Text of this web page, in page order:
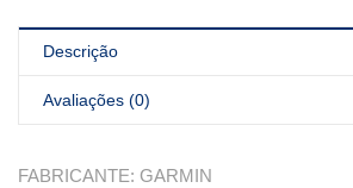
Descrição
Avaliações (0)
FABRICANTE: GARMIN